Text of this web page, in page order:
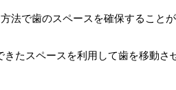
法で歯のスペースを確保することが
たスペースを利用して歯を移動さ